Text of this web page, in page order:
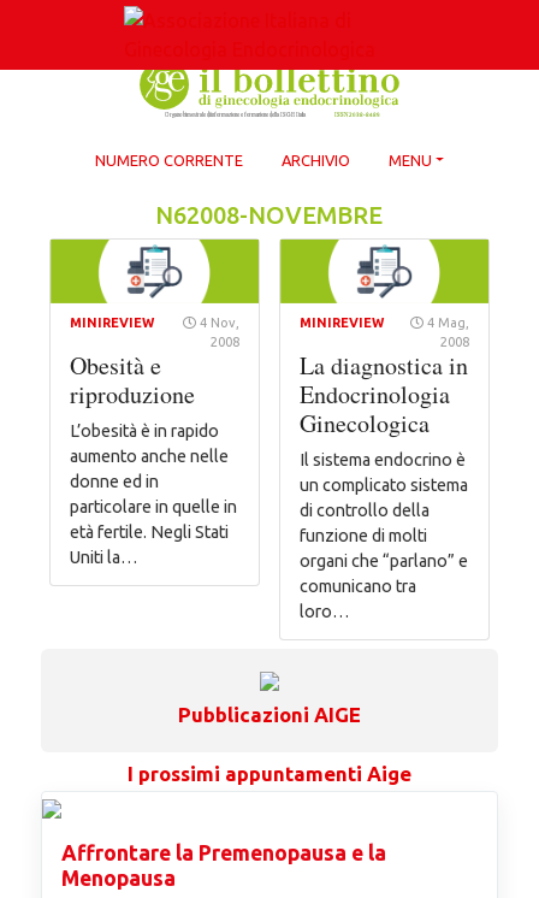
NUMERO CORRENTE ARCHIVIO MENU
N62008-NOVEMBRE
MINIREVIEW
4 Nov,
2008
Obesità e
riproduzione
L’obesità è in rapido
aumento anche nelle
donne ed in
particolare in quelle in
età fertile. Negli Stati
Uniti la…
MINIREVIEW
4 Mag,
2008
La diagnostica in
Endocrinologia
Ginecologica
Il sistema endocrino è
un complicato sistema
di controllo della
funzione di molti
organi che “parlano” e
comunicano tra
loro…
Pubblicazioni AIGE
I prossimi appuntamenti Aige
Affrontare la Premenopausa e la
Menopausa